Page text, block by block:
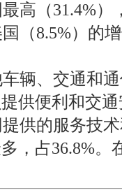
高（31.4%）
（8.5%）的
辆、交通和
供便利和交
供的服务技
，占36.8%。